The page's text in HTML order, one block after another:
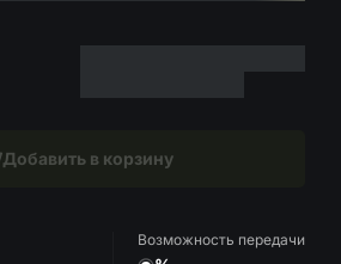
Добавить в корзину
Возможность передачи